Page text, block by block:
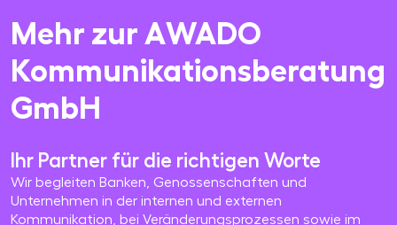
Mehr zur AWADO
Kommunikationsberatung
GmbH
Ihr Partner für die richtigen Worte
Wir begleiten Banken, Genossenschaften und
Unternehmen in der internen und externen
Kommunikation, bei Veränderungsprozessen sowie im